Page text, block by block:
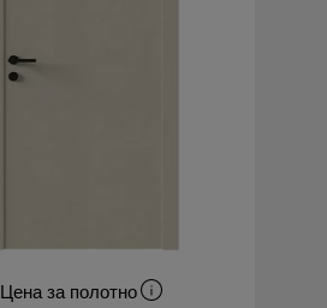
Цена за полотно